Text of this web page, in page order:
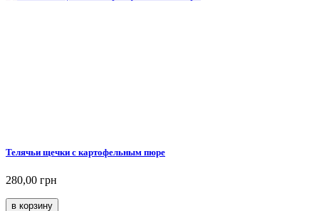
Телячьи щечки с картофельным пюре
280,00 грн